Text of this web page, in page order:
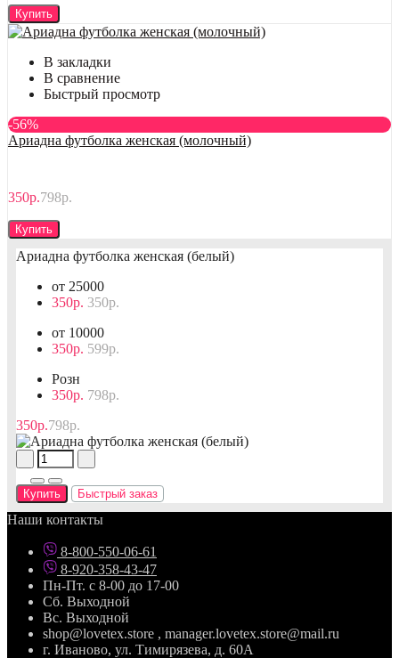
Купить
В закладки
В сравнение
Быстрый просмотр
-56%
Ариадна футболка женская (молочный)
350р.798р.
Купить
Ариадна футболка женская (белый)
от 25000
350р. 350р.
от 10000
350р. 599р.
Розн
350р. 798р.
350р.798р.
Купить Быстрый заказ
Наши контакты
8-800-550-06-61
8-920-358-43-47
Пн-Пт. с 8-00 до 17-00
Сб. Выходной
Вс. Выходной
shop@lovetex.store , manager.lovetex.store@mail.ru
г. Иваново, ул. Тимирязева, д. 60А